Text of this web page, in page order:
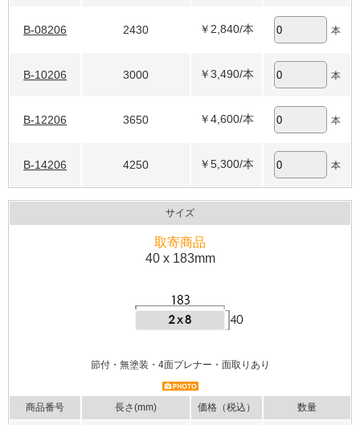
B-08206 2430 ￥2,840/本 本
B-10206 3000 ￥3,490/本 本
B-12206 3650 ￥4,600/本 本
B-14206 4250 ￥5,300/本 本
サイズ
取寄商品
40 x 183mm
節付・無塗装・4面プレナー・面取りあり
商品番号 長さ(mm) 価格（税込） 数量